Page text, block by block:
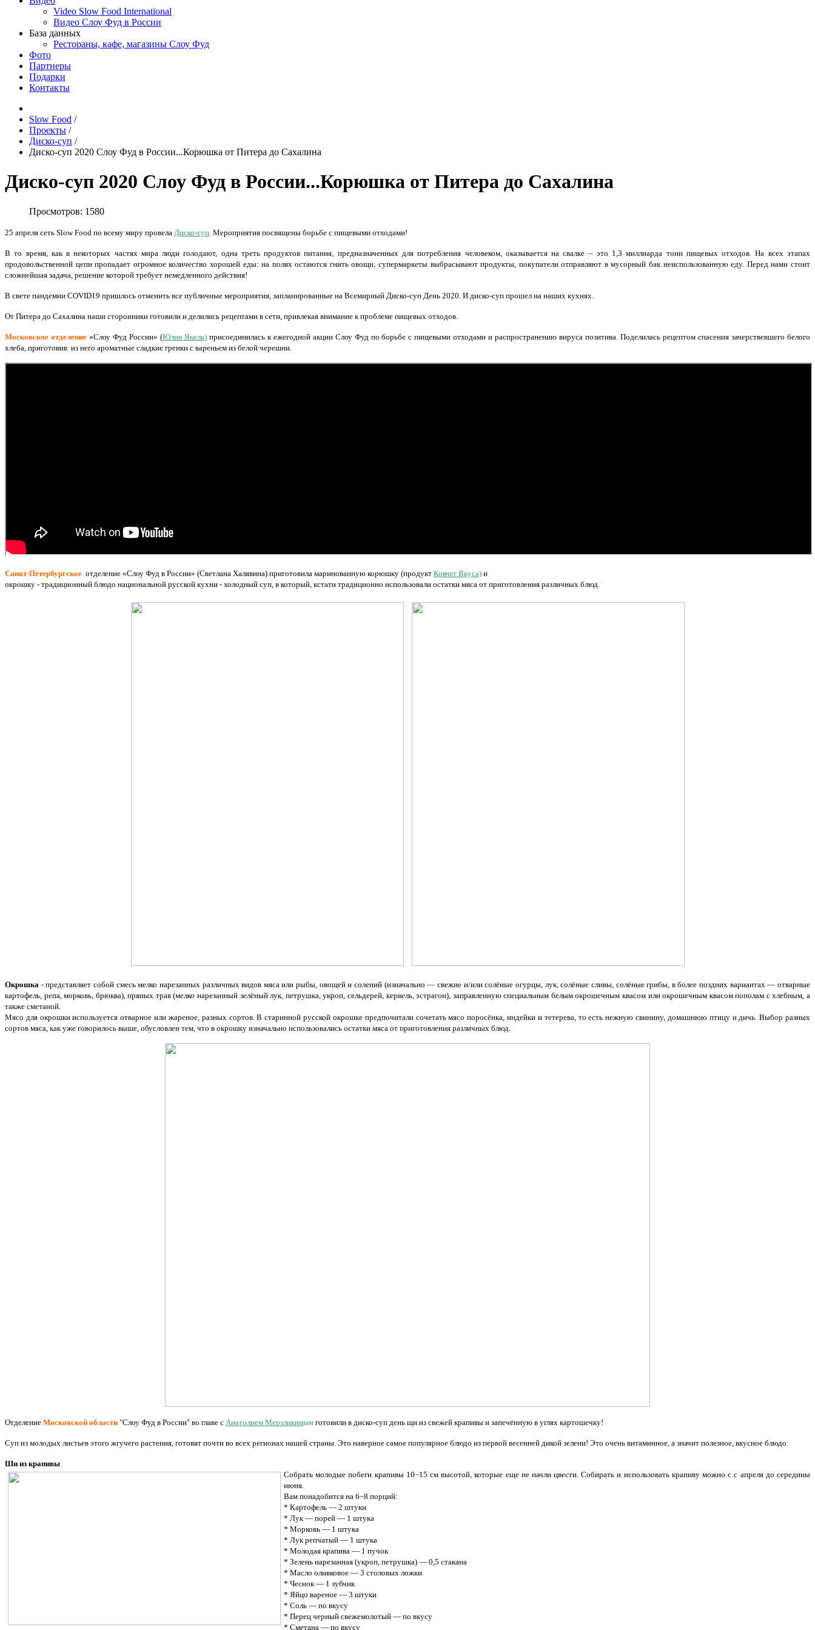
Video Slow Food International
Видео Слоу Фуд в России
База данных
Рестораны, кафе, магазины Слоу Фуд
Фото
Партнеры
Подарки
Контакты
Slow Food /
Проекты /
Диско-суп /
Диско-суп 2020 Слоу Фуд в России...Корюшка от Питера до Сахалина
Диско-суп 2020 Слоу Фуд в России...Корюшка от Питера до Сахалина
Просмотров: 1580
25 апреля сеть Slow Food по всему миру провела Диско-суп Мероприятия посвящены борьбе с пищевыми отходами!
В то время, как в некоторых частях мира люди голодают, одна треть продуктов питания, предназначенных для потребления человеком, оказывается на свалке ‒ это 1,3 миллиарда тонн пищевых отходов. На всех этапах
продовольственной цепи пропадает огромное количество хорошей еды: на полях остаются гнить овощи, супермаркеты выбрасывают продукты, покупатели отправляют в мусорный бак неиспользованную еду. Перед нами стоит
сложнейшая задача, решение которой требует немедленного действия!
В свете пандемии COVID19 пришлось отменить все публичные мероприятия, запланированные на Всемирный Диско-суп День 2020. И диско-суп прошел на наших кухнях.
От Питера до Сахалина наши сторонники готовили и делились рецептами в сети, привлекая внимание к проблеме пищевых отходов.
Московское отделение «Слоу Фуд России» (Юлия Якель) присоединилась к ежегодной акции Слоу Фуд по борьбе с пищевыми отходами и распространению вируса позитива. Поделилась рецептом спасения зачерствевшего белого
хлеба, приготовив из него ароматные сладкие гренки с вареньем из белой черешни.
Санкт-Петербургское отделение «Слоу Фуд в России» (Светлана Халявина) приготовила маринованную корюшку (продукт Ковчег Вкуса) и
окрошку - традиционный блюдо национальной русской кухни - холодный суп, в который, кстати традиционно использовали остатки мяса от приготовления различных блюд.
Окрошка - представляет собой смесь мелко нарезанных различных видов мяса или рыбы, овощей и солений (изначально — свежие и/или солёные огурцы, лук, солёные сливы, солёные грибы, в более поздних вариантах — отварные
картофель, репа, морковь, брюква), пряных трав (мелко нарезанный зелёный лук, петрушка, укроп, сельдерей, кервель, эстрагон), заправленную специальным белым окрошечным квасом или окрошечным квасом пополам с хлебным, а
также сметаной.
Мясо для окрошки используется отварное или жареное, разных сортов. В старинной русской окрошке предпочитали сочетать мясо поросёнка, индейки и тетерева, то есть нежную свинину, домашнюю птицу и дичь. Выбор разных
сортов мяса, как уже говорилось выше, обусловлен тем, что в окрошку изначально использовались остатки мяса от приготовления различных блюд.
Отделение Московской области "Слоу Фуд в России" во главе с Анатолием Мерзликиным готовили в диско-суп день щи из свежей крапивы и запечённую в углях картошечку!
Суп из молодых листьев этого жгучего растения, готовят почти во всех регионах нашей страны. Это наверное самое популярное блюдо из первой весенней дикой зелени! Это очень витаминное, а значит полезное, вкусное блюдо.
Ши из крапивы
Собрать молодые побеги крапивы 10−15 см высотой, которые еще не начли цвести. Собирать и использовать крапиву можно с с апреля до середины
июня.
Вам понадобится на 6−8 порций:
* Картофель — 2 штуки
* Лук — порей — 1 штука
* Морковь — 1 штука
* Лук репчатый — 1 штука
* Молодая крапива — 1 пучок
* Зелень нарезанная (укроп, петрушка) — 0,5 стакана
* Масло оливковое — 3 столовых ложки
* Чеснок — 1 зубчик
* Яйцо вареное — 3 штуки
* Соль — по вкусу
* Перец черный свежемолотый — по вкусу
* Сметана — по вкусу